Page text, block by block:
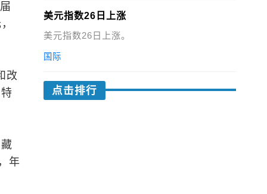
改
年
美元指数26日上涨
美元指数26日上涨。
国际
点击排行